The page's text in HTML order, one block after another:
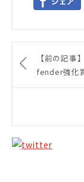
【前の記事】
fender強化